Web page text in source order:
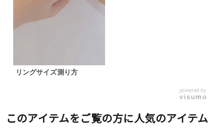
リングサイズ測り方
powered by
このアイテムをご覧の方に人気のアイテム